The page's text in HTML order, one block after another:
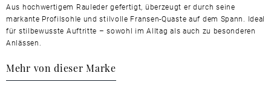
Aus hochwertigem Rauleder gefertigt, überzeugt er durch seine
markante Profilsohle und stilvolle Fransen-Quaste auf dem Spann. Ideal
für stilbewusste Auftritte – sowohl im Alltag als auch zu besonderen
Anlässen.
Mehr von dieser Marke